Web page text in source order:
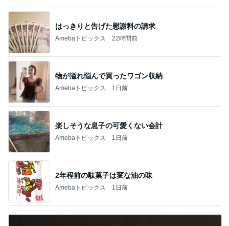
はっきりと告げた慰謝料の請求
Amebaトピックス 22時間前
物が溢れ悩んで買ったワゴン収納
Amebaトピックス 1日前
楽しそうな息子の可愛くない会計
Amebaトピックス 1日前
2年程前の駄菓子は変な油の味
Amebaトピックス 1日前